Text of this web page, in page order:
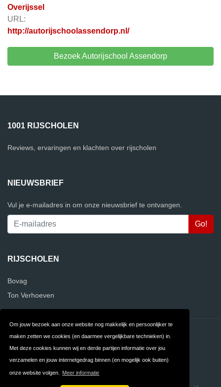
Om jouw bezoek aan onze website nog makkelijk en persoonlijker te
maken zetten we cookies (en daarmee vergelijkbare technieken) in.
Met deze cookies kunnen wij en derde partijen informatie over jou
verzamelen en jouw internetgedrag binnen (en mogelijk ook buiten)
onze website volgen. Meer informatie
Overijssel
URL:
http://autorijschoolassendorp.nl/
Bezoek Autorijschool Assendorp
1001 RIJSCHOLEN
Reviews, ervaringen en klachten over rijscholen
NIEUWSBRIEF
Vul je e-mailadres in om onze nieuwsbrief te ontvangen.
RIJSCHOLEN
Bovag
Ton Verhoeven
Contact Privacy
Algemene FAQ